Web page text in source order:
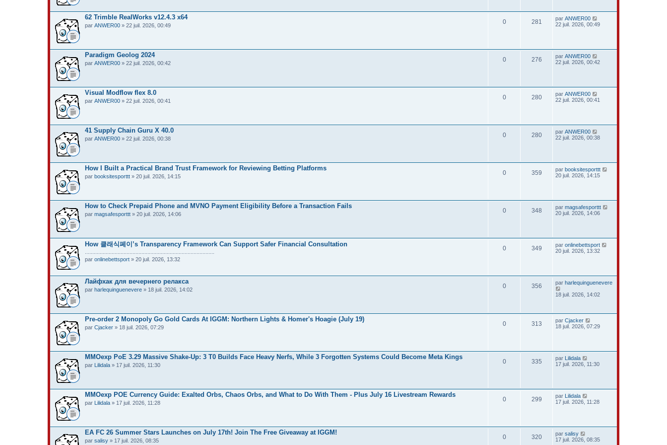
62 Trimble RealWorks v12.4.3 x64
par ANWER00 » 22 juil. 2026, 00:49
0 281 par ANWER00
22 juil. 2026, 00:49
Paradigm Geolog 2024
par ANWER00 » 22 juil. 2026, 00:42
0 276 par ANWER00
22 juil. 2026, 00:42
Visual Modflow flex 8.0
par ANWER00 » 22 juil. 2026, 00:41
0 280 par ANWER00
22 juil. 2026, 00:41
41 Supply Chain Guru X 40.0
par ANWER00 » 22 juil. 2026, 00:38
0 280 par ANWER00
22 juil. 2026, 00:38
How I Built a Practical Brand Trust Framework for Reviewing Betting Platforms
par booksitesporttt » 20 juil. 2026, 14:15
0 359 par booksitesporttt
20 juil. 2026, 14:15
How to Check Prepaid Phone and MVNO Payment Eligibility Before a Transaction Fails
par magsafesporttt » 20 juil. 2026, 14:06
0 348 par magsafesporttt
20 juil. 2026, 14:06
How 클래식페이’s Transparency Framework Can Support Safer Financial Consultation
par onlinebettsport » 20 juil. 2026, 13:32
0 349 par onlinebettsport
20 juil. 2026, 13:32
Лайфхак для вечернего релакса
par harlequinguenevere » 18 juil. 2026, 14:02
0 356 par harlequinguenevere
18 juil. 2026, 14:02
Pre-order 2 Monopoly Go Gold Cards At IGGM: Northern Lights & Homer's Hoagie (July 19)
par Cjacker » 18 juil. 2026, 07:29
0 313 par Cjacker
18 juil. 2026, 07:29
MMOexp PoE 3.29 Massive Shake-Up: 3 T0 Builds Face Heavy Nerfs, While 3 Forgotten Systems Could Become Meta Kings
par Lilidala » 17 juil. 2026, 11:30
0 335 par Lilidala
17 juil. 2026, 11:30
MMOexp POE Currency Guide: Exalted Orbs, Chaos Orbs, and What to Do With Them - Plus July 16 Livestream Rewards
par Lilidala » 17 juil. 2026, 11:28
0 299 par Lilidala
17 juil. 2026, 11:28
EA FC 26 Summer Stars Launches on July 17th! Join The Free Giveaway at IGGM!
par salisy » 17 juil. 2026, 08:35
0 320 par salisy
17 juil. 2026, 08:35